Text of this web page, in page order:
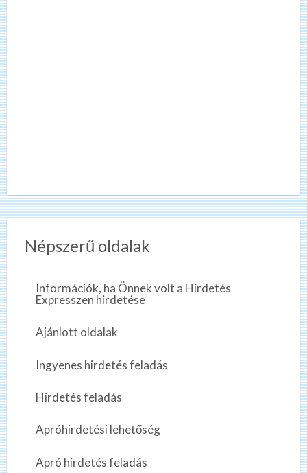
Népszerű oldalak
Információk, ha Önnek volt a Hirdetés
Expresszen hirdetése
Ajánlott oldalak
Ingyenes hirdetés feladás
Hirdetés feladás
Apróhirdetési lehetőség
Apró hirdetés feladás